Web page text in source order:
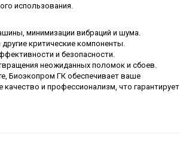
использования.
минимизации вибраций и шума.
критические компоненты.
и безопасности.
неожиданных поломок и сбоев.
Биоэкопром ГК обеспечивает ваше
и профессионализм, что гарантирует